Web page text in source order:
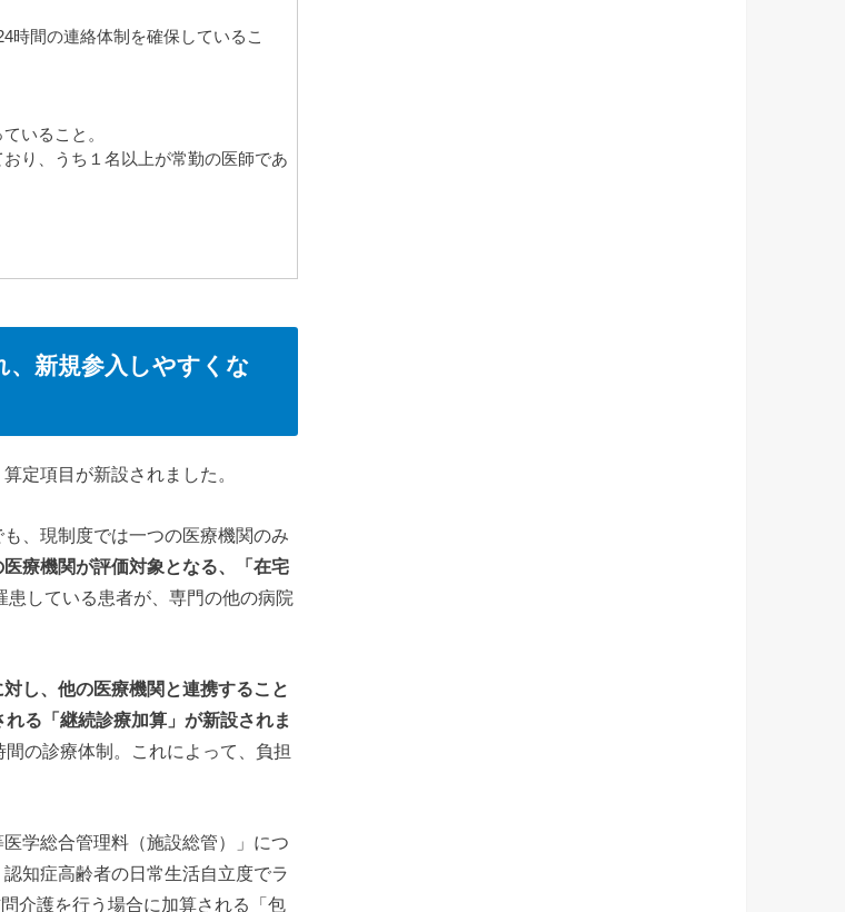
時間の連絡体制を確保しているこ
いること。
り、うち１名以上が常勤の医師であ
、新規参入しやすくな
定項目が新設されました。
、現制度では一つの医療機関のみ
医療機関が評価対象となる、「在宅
患している患者が、専門の他の病院
し、他の医療機関と連携すること
る「継続診療加算」が新設されま
の診療体制。これによって、負担
学総合管理料（施設総管）」につ
知症高齢者の日常生活自立度でラ
介護を行う場合に加算される「包